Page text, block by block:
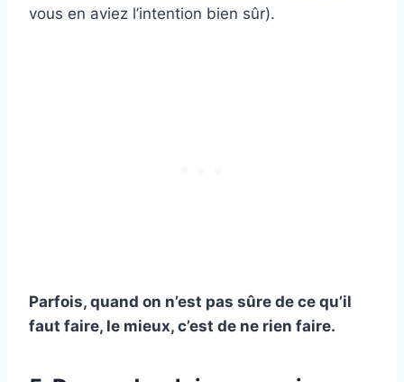
vous en aviez l’intention bien sûr).
Parfois, quand on n’est pas sûre de ce qu’il
faut faire, le mieux, c’est de ne rien faire.